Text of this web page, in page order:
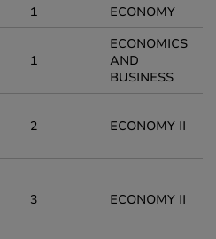
1 ECONOMY
1
ECONOMICS
AND
BUSINESS
2 ECONOMY II
3 ECONOMY II